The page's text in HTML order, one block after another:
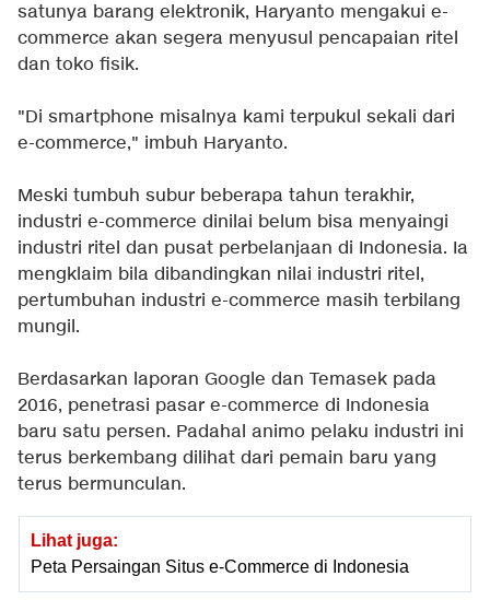
satunya barang elektronik, Haryanto mengakui e-
commerce akan segera menyusul pencapaian ritel
dan toko fisik.
"Di smartphone misalnya kami terpukul sekali dari
e-commerce," imbuh Haryanto.
Meski tumbuh subur beberapa tahun terakhir,
industri e-commerce dinilai belum bisa menyaingi
industri ritel dan pusat perbelanjaan di Indonesia. Ia
mengklaim bila dibandingkan nilai industri ritel,
pertumbuhan industri e-commerce masih terbilang
mungil.
Berdasarkan laporan Google dan Temasek pada
2016, penetrasi pasar e-commerce di Indonesia
baru satu persen. Padahal animo pelaku industri ini
terus berkembang dilihat dari pemain baru yang
terus bermunculan.
Lihat juga:
Peta Persaingan Situs e-Commerce di Indonesia